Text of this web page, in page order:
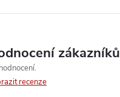
zákazníků
recenze